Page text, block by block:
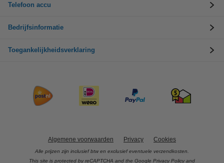
Telefoon accu
Bedrijfsinformatie
Toegankelijkheidsverklaring
Algemene voorwaarden Privacy Cookies
Alle prijzen zijn inclusief btw en exclusief eventuele verzendkosten.
This site is protected by reCAPTCHA and the Google Privacy Policy and